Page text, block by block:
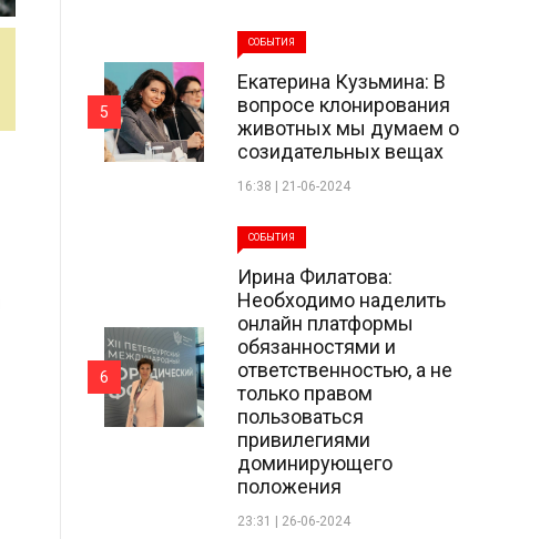
СОБЫТИЯ
Екатерина Кузьмина: В
вопросе клонирования
животных мы думаем о
созидательных вещах
16:38 | 21-06-2024
5
СОБЫТИЯ
Ирина Филатова:
Необходимо наделить
онлайн платформы
обязанностями и
ответственностью, а не
только правом
пользоваться
привилегиями
доминирующего
положения
23:31 | 26-06-2024
6